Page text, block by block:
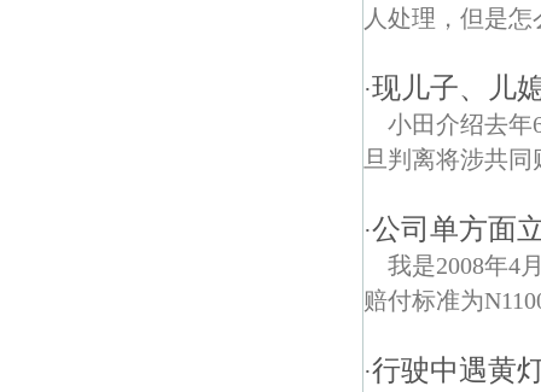
人处理，但是
·现儿子、儿
小田介绍去年
旦判离将涉共
·公司单方面
我是2008年4
赔付标准为
·行驶中遇黄